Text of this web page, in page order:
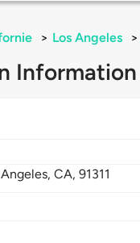
> Los Angeles >
Information
Angeles,CA,91311